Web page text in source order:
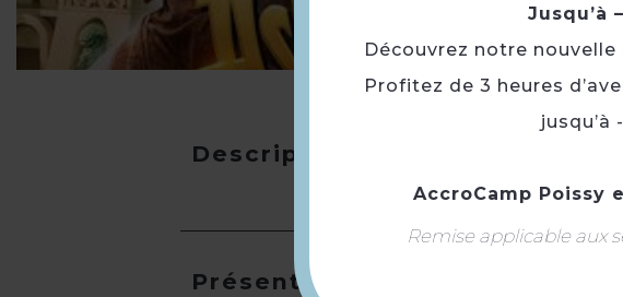
Description
Animation
Cet
Présentation
Jusqu’à
Découvrez notre
Profitez de 3 heures
jusqu’à
AccroCamp Poissy
Remise applicable aux